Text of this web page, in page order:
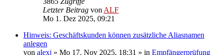
Letzter Beitrag von ALF
Mo 1. Dez 2025, 09:21
Hinweis: Geschäftskunden können zusätzliche Aliasnamen
anlegen
von alexj » Mo 17. Nov 2025, 18:31 » in Empfängerprüfung